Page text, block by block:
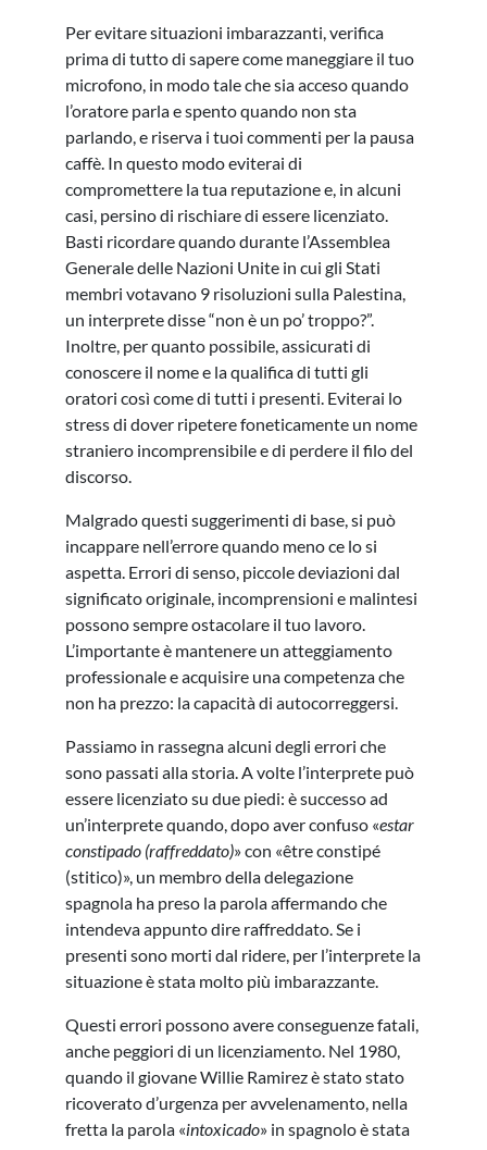
Per evitare situazioni imbarazzanti, verifica
prima di tutto di sapere come maneggiare il tuo
microfono, in modo tale che sia acceso quando
l’oratore parla e spento quando non sta
parlando, e riserva i tuoi commenti per la pausa
caffè. In questo modo eviterai di
compromettere la tua reputazione e, in alcuni
casi, persino di rischiare di essere licenziato.
Basti ricordare quando durante l’Assemblea
Generale delle Nazioni Unite in cui gli Stati
membri votavano 9 risoluzioni sulla Palestina,
un interprete disse “non è un po’ troppo?”.
Inoltre, per quanto possibile, assicurati di
conoscere il nome e la qualifica di tutti gli
oratori così come di tutti i presenti. Eviterai lo
stress di dover ripetere foneticamente un nome
straniero incomprensibile e di perdere il filo del
discorso.
Malgrado questi suggerimenti di base, si può
incappare nell’errore quando meno ce lo si
aspetta. Errori di senso, piccole deviazioni dal
significato originale, incomprensioni e malintesi
possono sempre ostacolare il tuo lavoro.
L’importante è mantenere un atteggiamento
professionale e acquisire una competenza che
non ha prezzo: la capacità di autocorreggersi.
Passiamo in rassegna alcuni degli errori che
sono passati alla storia. A volte l’interprete può
essere licenziato su due piedi: è successo ad
un’interprete quando, dopo aver confuso «estar
constipado (raffreddato)» con «être constipé
(stitico)», un membro della delegazione
spagnola ha preso la parola affermando che
intendeva appunto dire raffreddato. Se i
presenti sono morti dal ridere, per l’interprete la
situazione è stata molto più imbarazzante.
Questi errori possono avere conseguenze fatali,
anche peggiori di un licenziamento. Nel 1980,
quando il giovane Willie Ramirez è stato stato
ricoverato d’urgenza per avvelenamento, nella
fretta la parola «intoxicado» in spagnolo è stata